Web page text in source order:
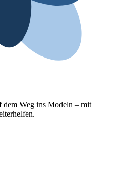
dem Weg ins Modeln – mit